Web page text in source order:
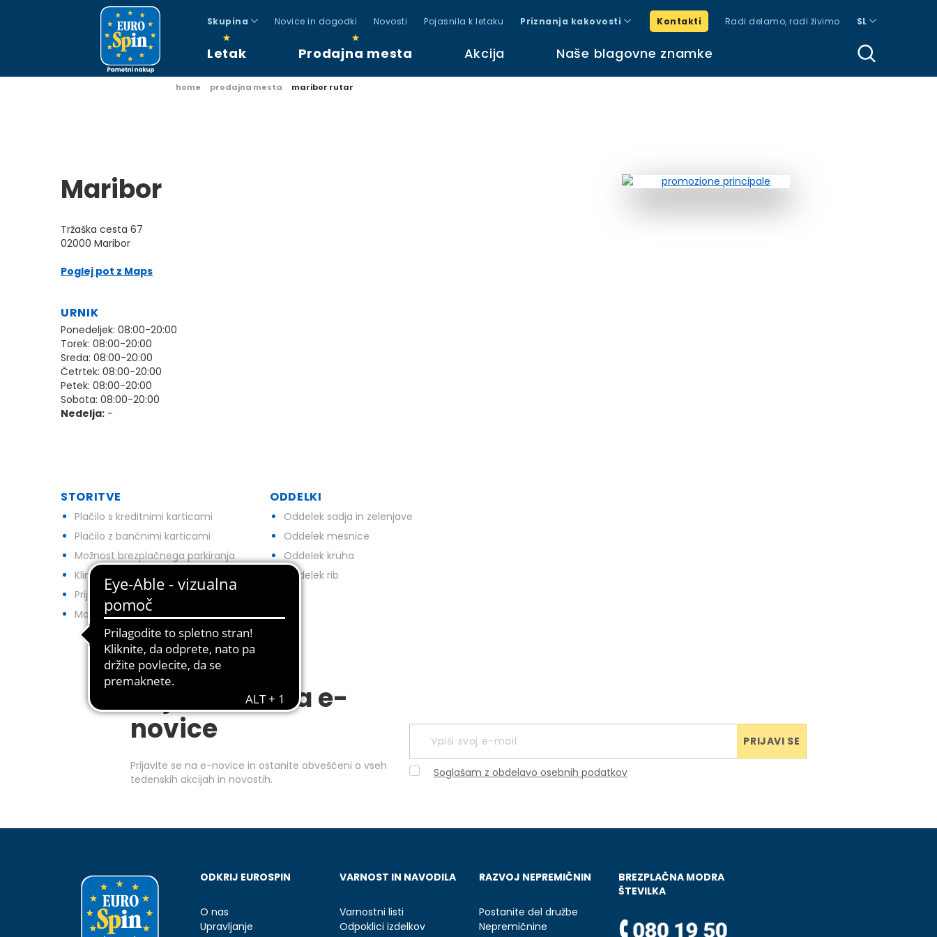
Skupina Novice in dogodki Novosti Pojasnila k letaku Priznanja kakovosti Kontakti Radi delamo, radi živimo SL
Letak Prodajna mesta Akcija Naše blagovne znamke
home prodajna mesta maribor rutar
Maribor
Tržaška cesta 67
02000 Maribor
Poglej pot z Maps
URNIK
Ponedeljek: 08:00-20:00
Torek: 08:00-20:00
Sreda: 08:00-20:00
Četrtek: 08:00-20:00
Petek: 08:00-20:00
Sobota: 08:00-20:00
Nedelja: -
STORITVE
Plačilo s kreditnimi karticami
Plačilo z bančnimi karticami
Možnost brezplačnega parkiranja
Klimatsko hlajenje
Prijazno gibalno oviranim osebam
Možnost nakupa darilnih bonov
ODDELKI
Oddelek sadja in zelenjave
Oddelek mesnice
Oddelek kruha
Oddelek rib
Prijavite se na e-
novice
Prijavite se na e-novice in ostanite obveščeni o vseh
tedenskih akcijah in novostih.
PRIJAVI SE
Soglašam z obdelavo osebnih podatkov
ODKRIJ EUROSPIN
O nas
Upravljanje
VARNOST IN NAVODILA
Varnostni listi
Odpoklici izdelkov
RAZVOJ NEPREMIČNIN
Postanite del družbe
Nepremičnine
BREZPLAČNA MODRA
ŠTEVILKA